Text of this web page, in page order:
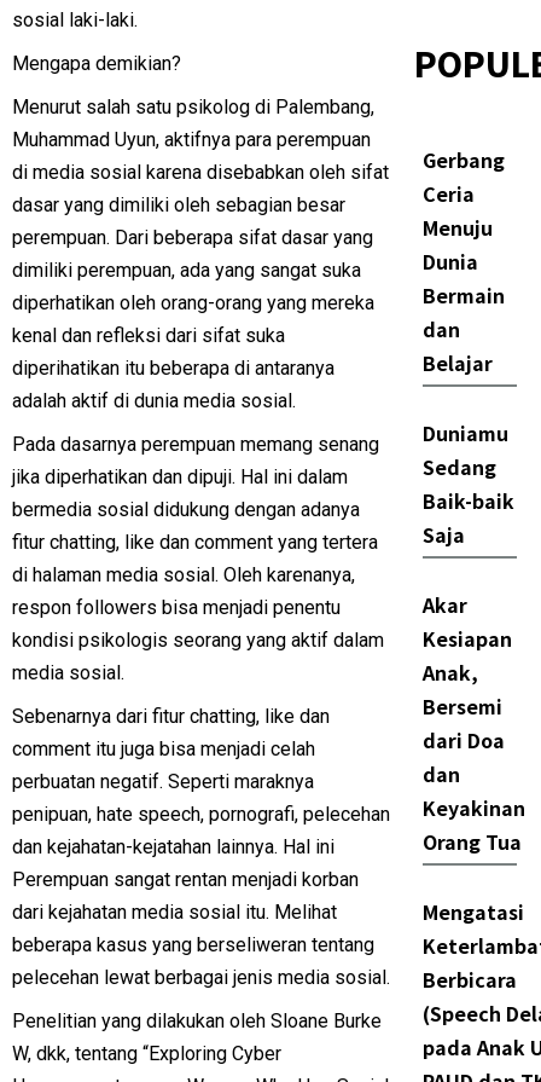
sosial laki-laki.
Mengapa demikian?
Menurut salah satu psikolog di Palembang,
Muhammad Uyun, aktifnya para perempuan
di media sosial karena disebabkan oleh sifat
dasar yang dimiliki oleh sebagian besar
perempuan. Dari beberapa sifat dasar yang
dimiliki perempuan, ada yang sangat suka
diperhatikan oleh orang-orang yang mereka
kenal dan refleksi dari sifat suka
diperihatikan itu beberapa di antaranya
adalah aktif di dunia media sosial.
Pada dasarnya perempuan memang senang
jika diperhatikan dan dipuji. Hal ini dalam
bermedia sosial didukung dengan adanya
fitur chatting, like dan comment yang tertera
di halaman media sosial. Oleh karenanya,
respon followers bisa menjadi penentu
kondisi psikologis seorang yang aktif dalam
media sosial.
Sebenarnya dari fitur chatting, like dan
comment itu juga bisa menjadi celah
perbuatan negatif. Seperti maraknya
penipuan, hate speech, pornografi, pelecehan
dan kejahatan-kejatahan lainnya. Hal ini
Perempuan sangat rentan menjadi korban
dari kejahatan media sosial itu. Melihat
beberapa kasus yang berseliweran tentang
pelecehan lewat berbagai jenis media sosial.
Penelitian yang dilakukan oleh Sloane Burke
W, dkk, tentang “Exploring Cyber
Gerbang
Ceria
Menuju
Dunia
Bermain
dan
Belajar
Duniamu
Sedang
Baik-baik
Saja
Akar
Kesiapan
Anak,
Bersemi
dari Doa
dan
Keyakinan
Orang Tua
Mengatasi
Berbicara
(Speech
pada Anak